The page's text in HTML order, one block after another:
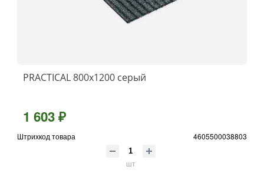
PRACTICAL 800х1200 серый
1 603 ₽
Штрихкод товара 4605500038803
шт